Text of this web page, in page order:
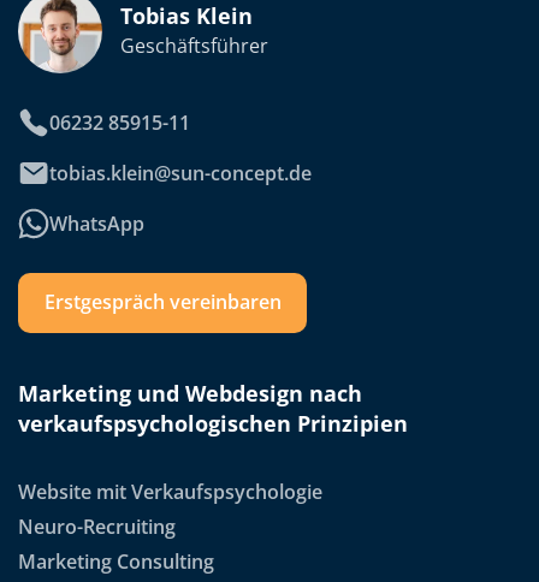
Tobias Klein
Geschäftsführer
06232 85915-11
tobias.klein@sun-concept.de
WhatsApp
Erstgespräch vereinbaren
Marketing und Webdesign nach
verkaufspsychologischen Prinzipien
Website mit Verkaufspsychologie
Neuro-Recruiting
Marketing Consulting